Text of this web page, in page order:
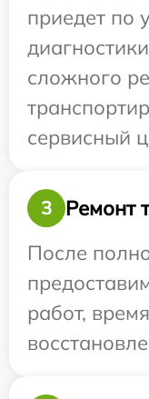
приедет по
сложного
сервисный
3
Ремонт
После
работ,